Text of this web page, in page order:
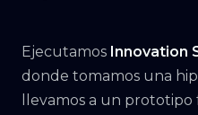
Ejecutamos Innovation
donde tomamos una
llevamos a un